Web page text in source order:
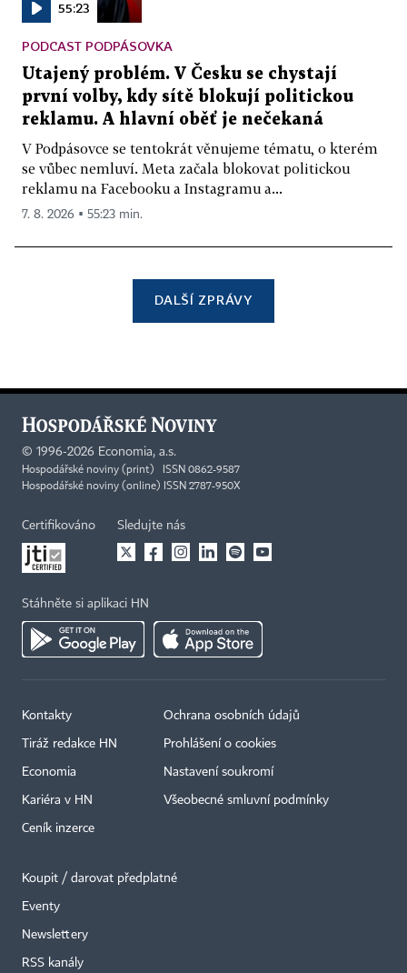
55:23
PODCAST PODPÁSOVKA
Utajený problém. V Česku se chystají
první volby, kdy sítě blokují politickou
reklamu. A hlavní oběť je nečekaná
V Podpásovce se tentokrát věnujeme tématu, o kterém
se vůbec nemluví. Meta začala blokovat politickou
reklamu na Facebooku a Instagramu a...
7. 8. 2026 ▪ 55:23 min.
DALŠÍ ZPRÁVY
© 1996-2026 Economia, a.s.
Hospodářské noviny (print) ISSN 0862-9587
Hospodářské noviny (online) ISSN 2787-950X
Certifikováno Sledujte nás
Stáhněte si aplikaci HN
Kontakty
Tiráž redakce HN
Economia
Kariéra v HN
Ceník inzerce
Ochrana osobních údajů
Prohlášení o cookies
Nastavení soukromí
Všeobecné smluvní podmínky
Koupit / darovat předplatné
Eventy
Newslettery
RSS kanály